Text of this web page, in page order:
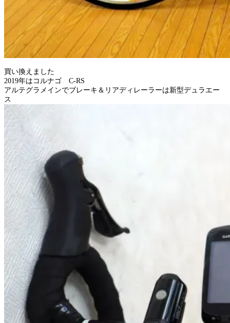
買い換えました
2019年はコルナゴ C-RS
アルテグラメインでブレーキ＆リアディレーラーは新型デュラエー
ス